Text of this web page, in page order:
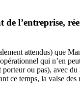
de l’entreprise,
attendus) que
qui n’en
ou pas), avec du
ce temps, la valse